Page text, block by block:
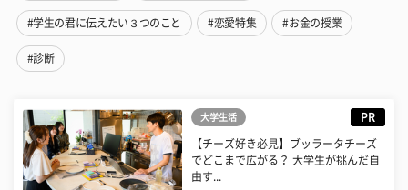
#学生の君に伝えたい３つのこと #恋愛特集 #お金の授業
#診断
大学生活 PR
【チーズ好き必見】ブッラータチーズ
でどこまで広がる？ 大学生が挑んだ自
由す...